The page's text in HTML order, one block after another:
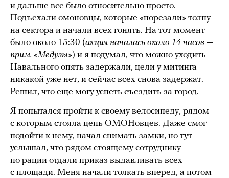
и дальше все было относительно просто.
Подъехали омоновцы, которые «порезали» толпу
на сектора и начали всех гонять. На тот момент
было около 15:30 (акция началась около 14 часов —
прим. «Медузы») и я подумал, что можно уходить —
Навального опять задержали, цели у митинга
никакой уже нет, и сейчас всех снова задержат.
Решил, что еще могу успеть съездить за город.
Я попытался пройти к своему велосипеду, рядом
с которым стояла цепь ОМОНовцев. Даже смог
подойти к нему, начал снимать замки, но тут
услышал, что рядом стоящему сотруднику
по рации отдали приказ выдавливать всех
с площади. Меня начали толкать вперед, а потом